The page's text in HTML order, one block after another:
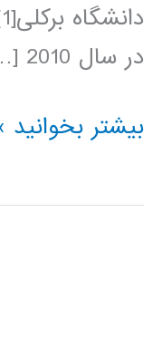
در سال 2010 […]
آموزش
اسپارک
بیشتر بخوانید